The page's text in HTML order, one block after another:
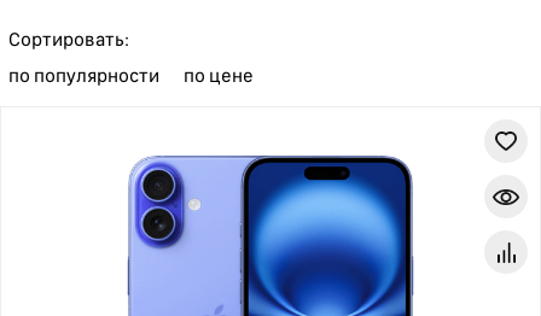
Сортировать:
по популярности
по цене